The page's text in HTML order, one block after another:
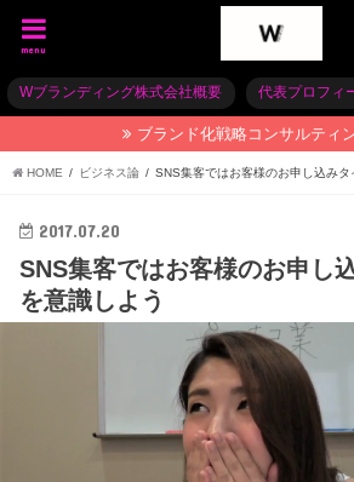
menu
Wブランディング株式会社概要 代表プロフィ
ブランド化戦略コンサルティ
HOME ビジネス論 SNS集客ではお客様のお申し込みタ
2017.07.20
SNS集客ではお客様のお申し
を意識しよう